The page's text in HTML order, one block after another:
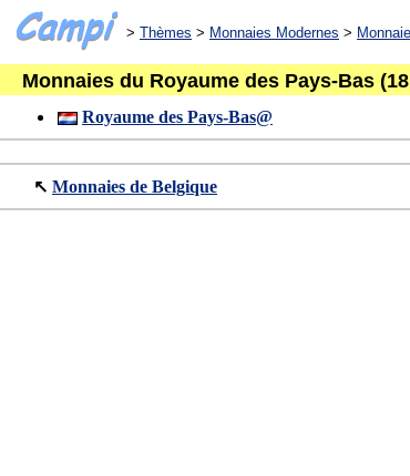
> Thèmes > Monnaies Modernes >
Monnaies du Royaume des Pays-Bas
Royaume des Pays-Bas@
↖ Monnaies de Belgique